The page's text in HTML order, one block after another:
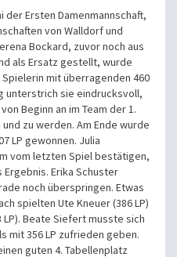
der Ersten Damenmannschaft,
von Walldorf und
Bockard, zuvor noch aus
als Ersatz gestellt, wurde
mit überragenden 460
unterstrich sie eindrucksvoll,
Beginn an im Team der 1.
zu werden. Am Ende wurde
LP gewonnen. Julia
vom letzten Spiel bestätigen,
Erika Schuster
noch überspringen. Etwas
spielten Ute Kneuer (386 LP)
Beate Siefert musste sich
mit 356 LP zufrieden geben.
guten 4. Tabellenplatz